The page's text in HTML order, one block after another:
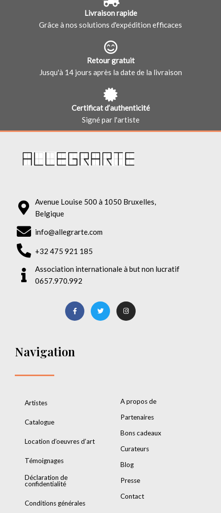
Livraison rapide
Grâce à nos solutions d'expédition efficaces
Retour gratuit
Jusqu'à 14 jours après la date de la livraison
Certificat d’authenticité
Signé par l'artiste
Avenue Louise 500 à 1050 Bruxelles,
Belgique
info@allegrarte.com
+32 475 921 185
Association internationale à but non lucratif
0657.970.992
Navigation
Artistes
Catalogue
Location d’oeuvres d’art
Témoignages
Déclaration de
confidentialité
Conditions générales
A propos de
Partenaires
Bons cadeaux
Curateurs
Blog
Presse
Contact